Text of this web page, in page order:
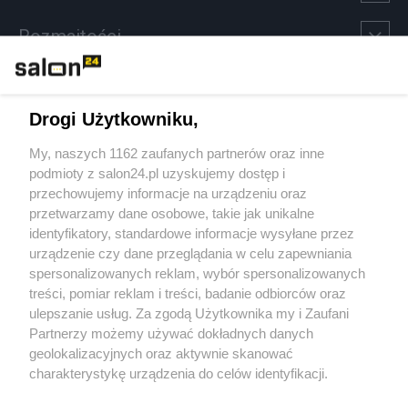
Rozmaitości
Sport
Społeczeństwo
Kultura
X Facebook Instagram Youtube
Drogi Użytkowniku,
My, naszych 1162 zaufanych partnerów oraz inne
podmioty z salon24.pl uzyskujemy dostęp i
przechowujemy informacje na urządzeniu oraz
przetwarzamy dane osobowe, takie jak unikalne
identyfikatory, standardowe informacje wysyłane przez
urządzenie czy dane przeglądania w celu zapewniania
spersonalizowanych reklam, wybór spersonalizowanych
treści, pomiar reklam i treści, badanie odbiorców oraz
ulepszanie usług. Za zgodą Użytkownika my i Zaufani
Partnerzy możemy używać dokładnych danych
geolokalizacyjnych oraz aktywnie skanować
charakterystykę urządzenia do celów identyfikacji.